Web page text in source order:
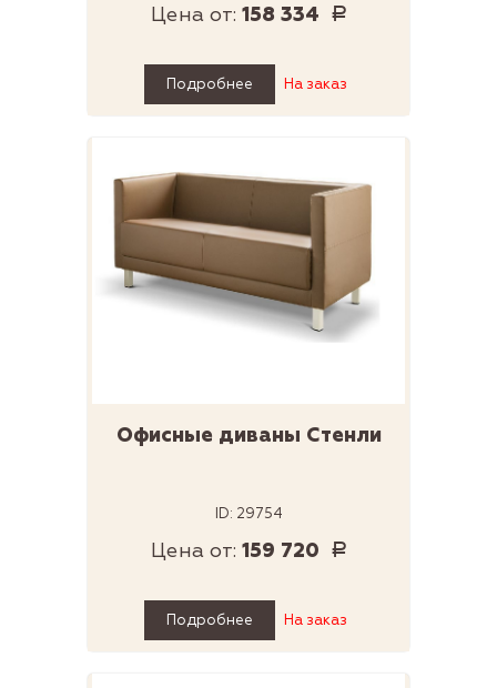
Цена от: 158 334 Р
Подробнее На заказ
Офисные диваны Стенли
ID: 29754
Цена от: 159 720 Р
Подробнее На заказ